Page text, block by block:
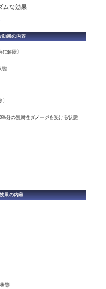
ムな効果
効果の内容
解除〕
態
分の無属性ダメージを受ける状態
果の内容
態